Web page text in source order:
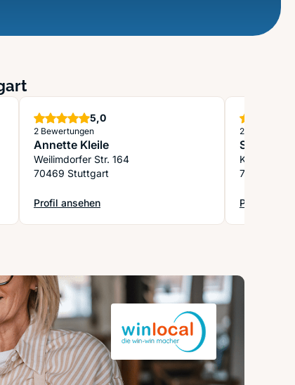
Steuerberaterkanzlei
5,0Sterne
2 Bewertungen
Annette Kleile
Weilimdorfer Str. 164
70469 Stuttgart
Profil ansehen
: Annette Kleile
2
Stein
70619
Profil
: Stein